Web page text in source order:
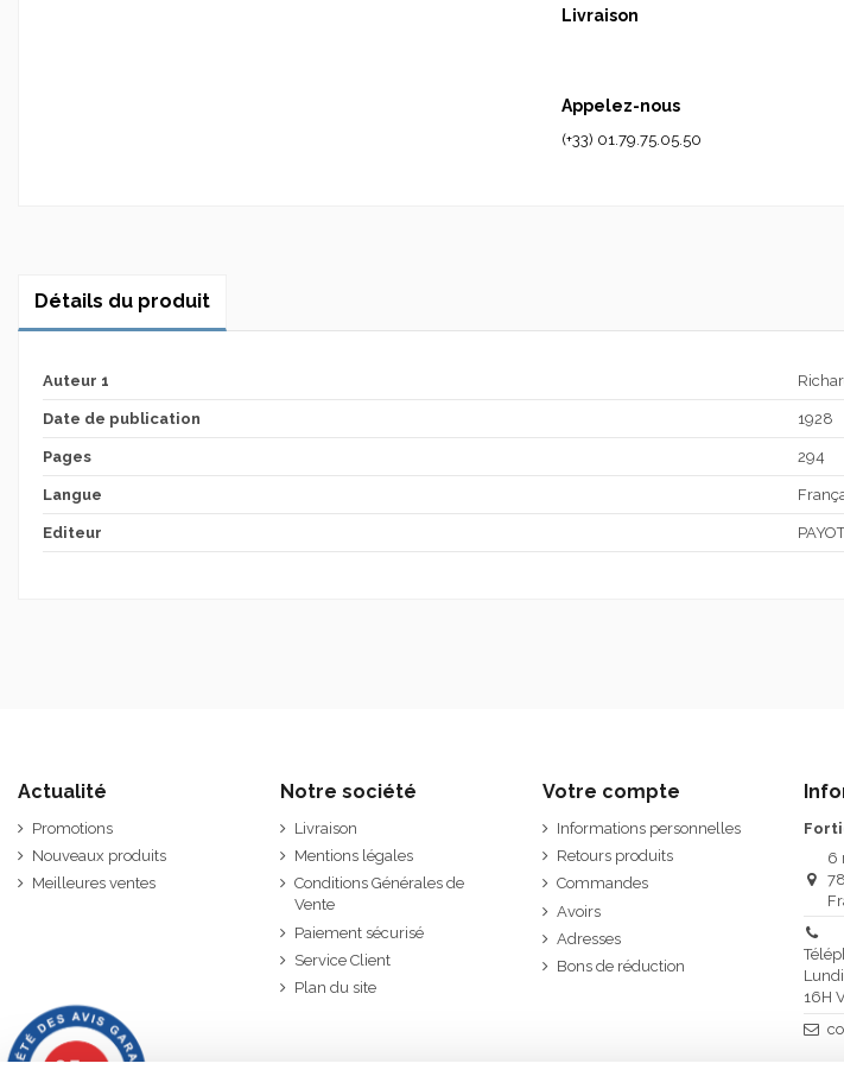
Livraison
Appelez-nous
(+33) 01.79.75.05.50
Détails du produit
Auteur 1
Date de publication 1928
Pages 294
Langue
Editeur PAYOT
Actualité
Promotions
Nouveaux produits
Meilleures ventes
Notre société
Livraison
Mentions légales
Conditions Générales de
Vente
Paiement sécurisé
Service Client
Plan du site
Votre compte
Informations personnelles
Retours produits
Commandes
Avoirs
Adresses
Bons de réduction
6
16H
9.7